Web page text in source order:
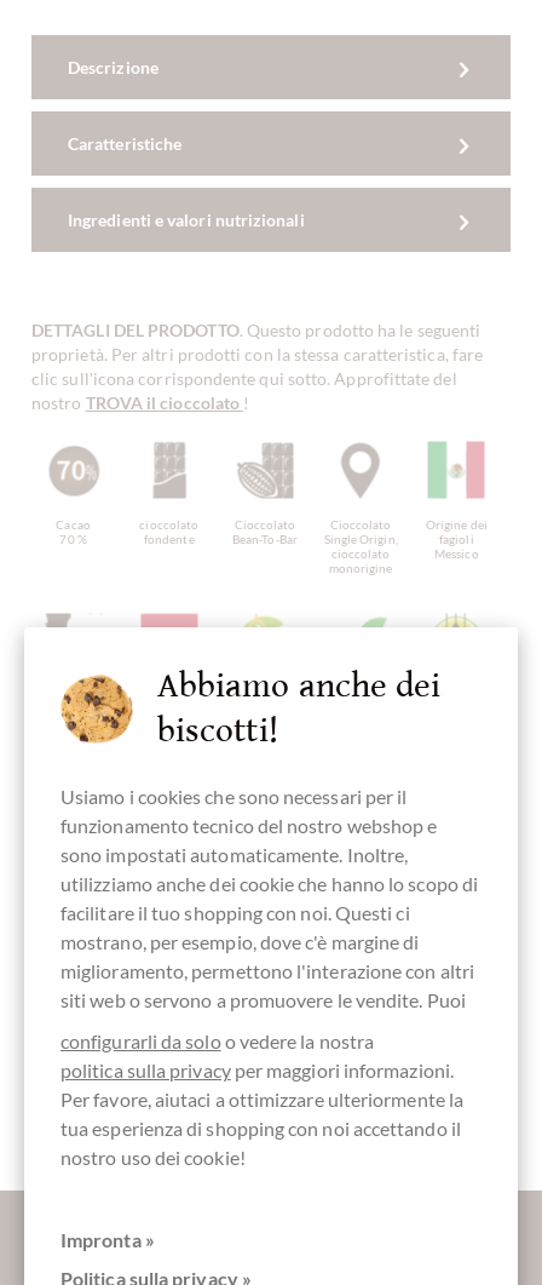
Descrizione
Caratteristiche
Ingredienti e valori nutrizionali
DETTAGLI DEL PRODOTTO. Questo prodotto ha le seguenti
proprietà. Per altri prodotti con la stessa caratteristica, fare
clic sull'icona corrispondente qui sotto. Approfittate del
nostro TROVA il cioccolato !
Cacao
70 %
cioccolato
fondente
Cioccolato
Bean-To-Bar
Cioccolato
Single Origin,
cioccolato
monorigine
Origine dei
fagioli
Messico
Continente di
origine
Cioccolato
dall'America
Prodotto in
Paesi Bassi,
Cioccolato
olandese
cioccolato
cioccolato
senza glutine
senza lattosio
Commercio
Cioccolato
scambiato
Imballaggio
Imballaggio
Tavola di
cioccolato
scatola
degustazione
cioccolato a
Registrati qui per i nostri SchokoNEWS:
Abbiamo anche dei
biscotti!
Usiamo i cookies che sono necessari per il
funzionamento tecnico del nostro webshop e
sono impostati automaticamente. Inoltre,
utilizziamo anche dei cookie che hanno lo scopo di
facilitare il tuo shopping con noi. Questi ci
mostrano, per esempio, dove c'è margine di
miglioramento, permettono l'interazione con altri
siti web o servono a promuovere le vendite. Puoi
configurarli da soloo vedere la nostra
politica sulla privacyper maggiori informazioni.
Per favore, aiutaci a ottimizzare ulteriormente la
tua esperienza di shopping con noi accettando il
nostro uso dei cookie!
Impronta »
Politica sulla privacy »